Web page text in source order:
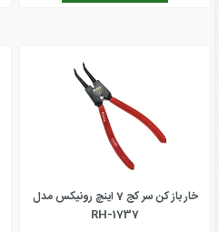
خار باز کن سر کج 7 اینچ رونیکس مدل
RH-1737